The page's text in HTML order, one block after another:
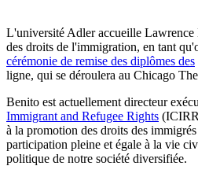
L'université Adler accueille Lawrence
des droits de l'immigration, en tant
cérémonie de remise des diplômes des
ligne, qui se déroulera au Chicago
Benito est actuellement directeur
Immigrant and Refugee Rights
à la promotion des droits des
participation pleine et égale à la vie
politique de notre société diversifiée.